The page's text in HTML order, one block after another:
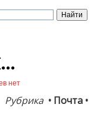
нет
Рубрика • Почта •